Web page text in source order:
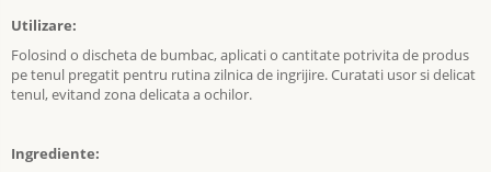
Utilizare:
Folosind o discheta de bumbac, aplicati o cantitate potrivita de produs
pe tenul pregatit pentru rutina zilnica de ingrijire. Curatati usor si delicat
tenul, evitand zona delicata a ochilor.
Ingrediente: